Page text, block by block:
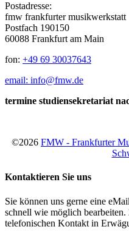
Postadresse:
fmw frankfurter musikwerkstatt
Postfach 190150
60088 Frankfurt am Main
fon: +49 69 30037643
email: info@fmw.de
termine studiensekretariat
©2026 FMW - Frankfurter
Kontaktieren Sie uns
Sie können uns gerne eine
schnell wie möglich
telefonischen Kontakt in